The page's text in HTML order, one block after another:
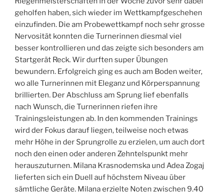
geholfen haben, sich wieder im Wettkampfgeschehen
einzufinden. Die am Probewettkampf noch sehr grosse
Nervosität konnten die Turnerinnen diesmal viel
besser kontrollieren und das zeigte sich besonders am
Startgerät Reck. Wir durften super Übungen
bewundern. Erfolgreich ging es auch am Boden weiter,
wo alle Turnerinnen mit Eleganz und Körperspannung
brillierten. Der Abschluss am Sprung lief ebenfalls
nach Wunsch, die Turnerinnen riefen ihre
Trainingsleistungen ab. In den kommenden Trainings
wird der Fokus darauf liegen, teilweise noch etwas
mehr Höhe in der Sprungrolle zu erzielen, um auch dort
noch den einen oder anderen Zehntelspunkt mehr
herauszuturnen. Milana Krasnodemska und Adea Zogaj
lieferten sich ein Duell auf höchstem Niveau über
sämtliche Geräte. Milana erzielte Noten zwischen 9.40